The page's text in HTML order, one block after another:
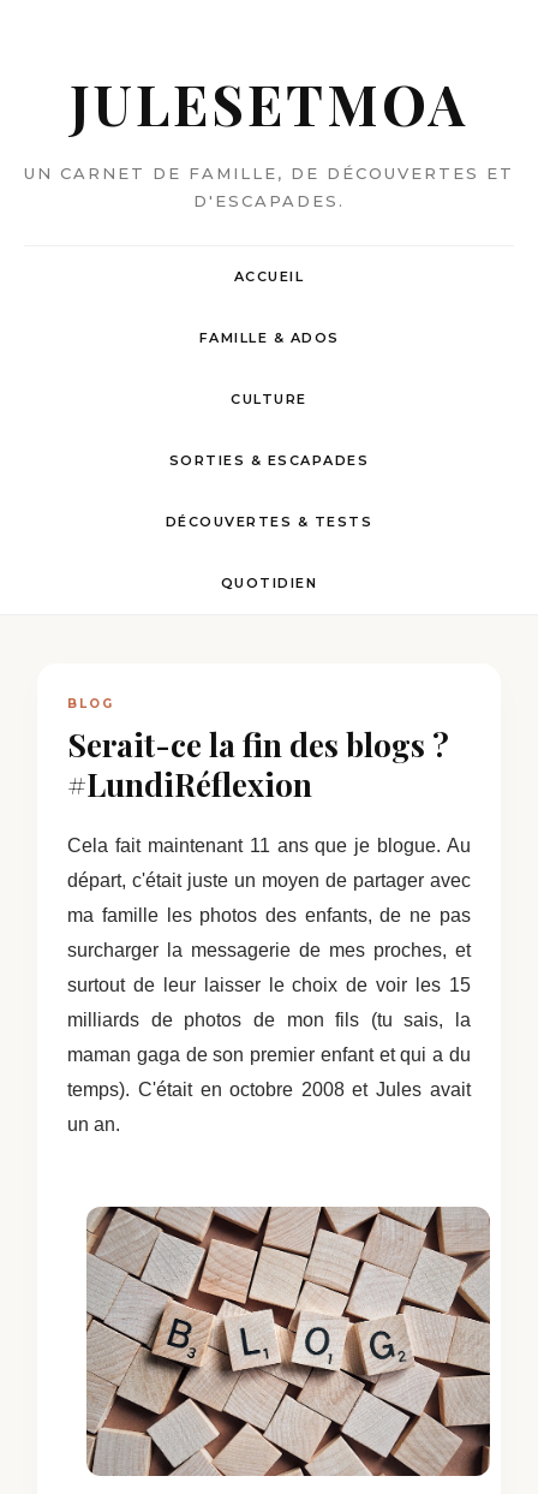
JULESETMOA
UN CARNET DE FAMILLE, DE DÉCOUVERTES ET
D'ESCAPADES.
ACCUEIL
FAMILLE & ADOS
CULTURE
SORTIES & ESCAPADES
DÉCOUVERTES & TESTS
QUOTIDIEN
BLOG
Serait-ce la fin des blogs ?
#LundiRéflexion
Cela fait maintenant 11 ans que je blogue. Au
départ, c'était juste un moyen de partager avec
ma famille les photos des enfants, de ne pas
surcharger la messagerie de mes proches, et
surtout de leur laisser le choix de voir les 15
milliards de photos de mon fils (tu sais, la
maman gaga de son premier enfant et qui a du
temps). C'était en octobre 2008 et Jules avait
un an.